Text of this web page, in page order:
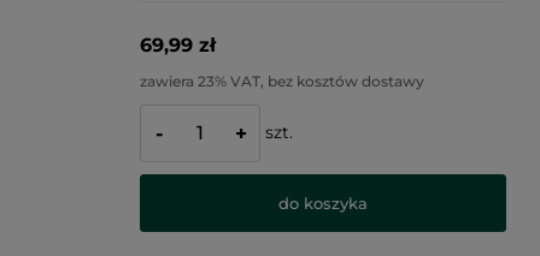
69,99 zł
zawiera 23% VAT, bez kosztów dostawy
- + szt.
do koszyka